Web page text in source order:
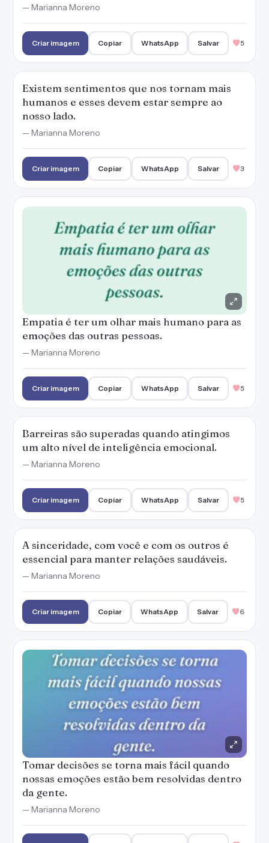
— Marianna Moreno
Criar imagem Copiar WhatsApp Salvar 5
Existem sentimentos que nos tornam mais
humanos e esses devem estar sempre ao
nosso lado.
— Marianna Moreno
Criar imagem Copiar WhatsApp Salvar 3
Empatia é ter um olhar mais humano para as
emoções das outras pessoas.
— Marianna Moreno
Criar imagem Copiar WhatsApp Salvar 5
Barreiras são superadas quando atingimos
um alto nível de inteligência emocional.
— Marianna Moreno
Criar imagem Copiar WhatsApp Salvar 5
A sinceridade, com você e com os outros é
essencial para manter relações saudáveis.
— Marianna Moreno
Criar imagem Copiar WhatsApp Salvar 6
Tomar decisões se torna mais fácil quando
nossas emoções estão bem resolvidas dentro
da gente.
— Marianna Moreno